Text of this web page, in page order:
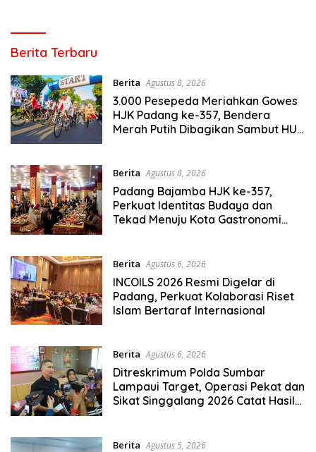
Berita Terbaru
Berita Agustus 8, 2026
3.000 Pesepeda Meriahkan Gowes
HJK Padang ke-357, Bendera
Merah Putih Dibagikan Sambut HUT
Berita Agustus 8, 2026
Padang Bajamba HJK ke-357,
Perkuat Identitas Budaya dan
Tekad Menuju Kota Gastronomi
Berita Agustus 6, 2026
INCOILS 2026 Resmi Digelar di
Padang, Perkuat Kolaborasi Riset
Islam Bertaraf Internasional
Berita Agustus 6, 2026
Ditreskrimum Polda Sumbar
Lampaui Target, Operasi Pekat dan
Sikat Singgalang 2026 Catat Hasil
Berita Agustus 5, 2026